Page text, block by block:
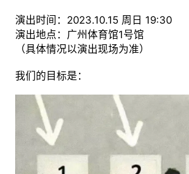
演出时间：2023.10.15 周日 19:30
演出地点：广州体育馆1号馆
（具体情况以演出现场为准）
我们的目标是：